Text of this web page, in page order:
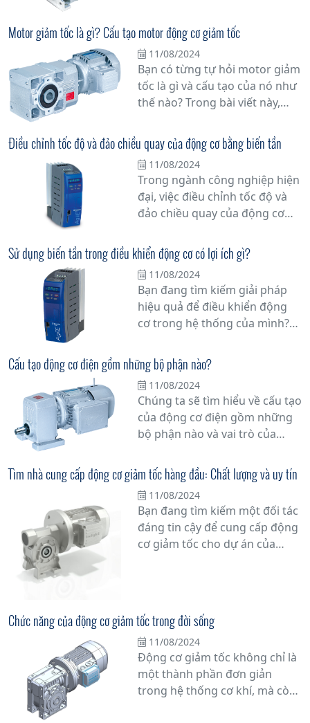
Trong bài viết này, chúng tôi sẽ
cung cấp thông tin đầy đủ và
chi tiết về hộp giảm tốc để giúp
bạn hiểu rõ hơn về nó.
Motor giảm tốc là gì? Cấu tạo motor động cơ giảm tốc
11/08/2024
Bạn có từng tự hỏi motor giảm
tốc là gì và cấu tạo của nó như
thế nào? Trong bài viết này,
mắc của bạn về motor giảm
tốc, một thiết bị quan trọng
trong công nghiệp và các ứng
dụng khác.
Điều chỉnh tốc độ và đảo chiều quay của động cơ bằng biến tần
11/08/2024
Trong ngành công nghiệp hiện
đại, việc điều chỉnh tốc độ và
đảo chiều quay của động cơ
một yếu tố quan trọng trong
việc tối ưu hóa hiệu suất và tiết
kiệm năng lượng. Với sự tiến
bộ của công nghệ, biến tần đã
trở thành một giải pháp hiệu
quả để thực hiện các chức
Sử dụng biến tần trong điều khiển động cơ có lợi ích gì?
11/08/2024
Bạn đang tìm kiếm giải pháp
hiệu quả để điều khiển động
cơ trong hệ thống của mình?
cho nhu cầu của bạn. Trong bài
viết này, chúng tôi sẽ giải thích
chi tiết về lợi ích và ưu việt của
việc sử dụng biến tần trong
điều khiển động cơ.
Cấu tạo động cơ điện gồm những bộ phận nào?
11/08/2024
Chúng ta sẽ tìm hiểu về cấu tạo
của động cơ điện gồm những
bộ phận nào và vai trò của
động của động cơ.
Tìm nhà cung cấp động cơ giảm tốc hàng đầu: Chất lượng và uy tín
11/08/2024
Bạn đang tìm kiếm một đối tác
đáng tin cậy để cung cấp động
cơ giảm tốc cho dự án của
chất lượng và uy tín, nhà cung
cấp động cơ giảm tốc hàng
đầu sẽ đồng hành cùng bạn
trong mọi công việc.
Chức năng của động cơ giảm tốc trong đời sống
11/08/2024
Động cơ giảm tốc không chỉ là
một thành phần đơn giản
trong hệ thống cơ khí, mà còn